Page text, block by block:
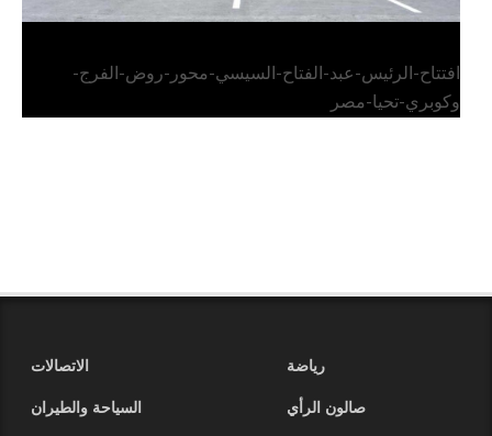
افتتاح-الرئيس-عبد-الفتاح-السيسي-محور-روض-الفرج-
وكوبري-تحيا-مصر
رياضة
الاتصالات
صالون الرأي
السياحة والطيران